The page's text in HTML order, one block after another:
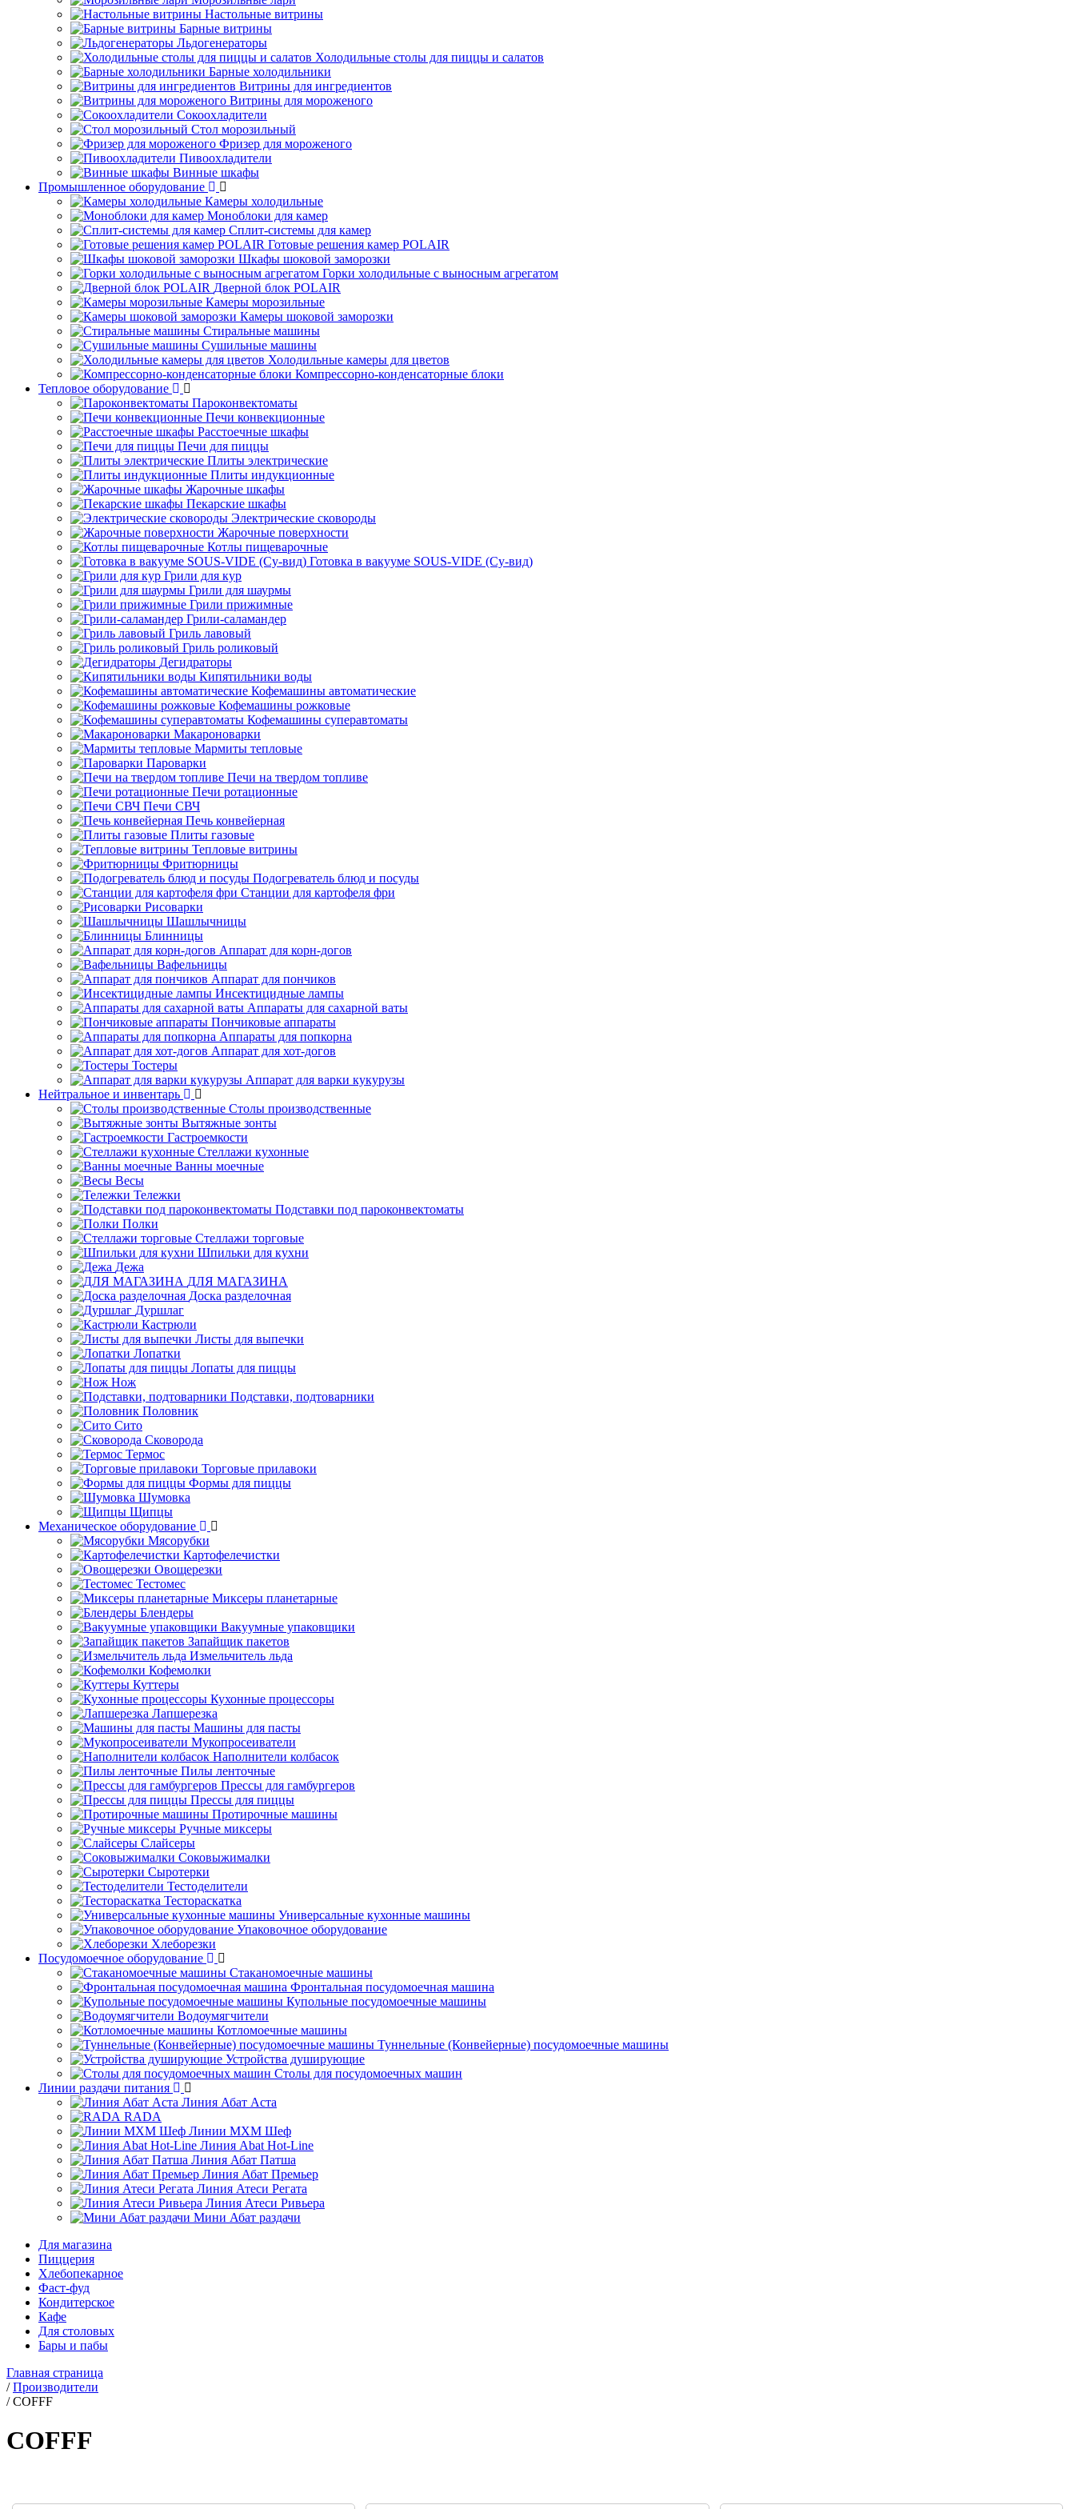
Настольные витрины
Барные витрины
Льдогенераторы
Холодильные столы для пиццы и салатов
Барные холодильники
Витрины для ингредиентов
Витрины для мороженого
Сокоохладители
Стол морозильный
Фризер для мороженого
Пивоохладители
Винные шкафы
Промышленное оборудование
Камеры холодильные
Моноблоки для камер
Сплит-системы для камер
Готовые решения камер POLAIR
Шкафы шоковой заморозки
Горки холодильные с выносным агрегатом
Дверной блок POLAIR
Камеры морозильные
Камеры шоковой заморозки
Стиральные машины
Сушильные машины
Холодильные камеры для цветов
Компрессорно-конденсаторные блоки
Тепловое оборудование
Пароконвектоматы
Печи конвекционные
Расстоечные шкафы
Печи для пиццы
Плиты электрические
Плиты индукционные
Жарочные шкафы
Пекарские шкафы
Электрические сковороды
Жарочные поверхности
Котлы пищеварочные
Готовка в вакууме SOUS-VIDE (Су-вид)
Грили для кур
Грили для шаурмы
Грили прижимные
Грили-саламандер
Гриль лавовый
Гриль роликовый
Дегидраторы
Кипятильники воды
Кофемашины автоматические
Кофемашины рожковые
Кофемашины суперавтоматы
Макароноварки
Мармиты тепловые
Пароварки
Печи на твердом топливе
Печи ротационные
Печи СВЧ
Печь конвейерная
Плиты газовые
Тепловые витрины
Фритюрницы
Подогреватель блюд и посуды
Станции для картофеля фри
Рисоварки
Шашлычницы
Блинницы
Аппарат для корн-догов
Вафельницы
Аппарат для пончиков
Инсектицидные лампы
Аппараты для сахарной ваты
Пончиковые аппараты
Аппараты для попкорна
Аппарат для хот-догов
Тостеры
Аппарат для варки кукурузы
Нейтральное и инвентарь
Столы производственные
Вытяжные зонты
Гастроемкости
Стеллажи кухонные
Ванны моечные
Весы
Тележки
Подставки под пароконвектоматы
Полки
Стеллажи торговые
Шпильки для кухни
Дежа
ДЛЯ МАГАЗИНА
Доска разделочная
Дуршлаг
Кастрюли
Листы для выпечки
Лопатки
Лопаты для пиццы
Нож
Подставки, подтоварники
Половник
Сито
Сковорода
Термос
Торговые прилавоки
Формы для пиццы
Шумовка
Щипцы
Механическое оборудование
Мясорубки
Картофелечистки
Овощерезки
Тестомес
Миксеры планетарные
Блендеры
Вакуумные упаковщики
Запайщик пакетов
Измельчитель льда
Кофемолки
Куттеры
Кухонные процессоры
Лапшерезка
Машины для пасты
Мукопросеиватели
Наполнители колбасок
Пилы ленточные
Прессы для гамбургеров
Прессы для пиццы
Протирочные машины
Ручные миксеры
Слайсеры
Соковыжималки
Сыротерки
Тестоделители
Тестораскатка
Универсальные кухонные машины
Упаковочное оборудование
Хлеборезки
Посудомоечное оборудование
Стаканомоечные машины
Фронтальная посудомоечная машина
Купольные посудомоечные машины
Водоумягчители
Котломоечные машины
Туннельные (Конвейерные) посудомоечные машины
Устройства душирующие
Столы для посудомоечных машин
Линии раздачи питания
Линия Абат Аста
RADA
Линии МХМ Шеф
Линия Abat Hot-Line
Линия Абат Патша
Линия Абат Премьер
Линия Атеси Регата
Линия Атеси Ривьера
Мини Абат раздачи
Для магазина
Пиццерия
Хлебопекарное
Фаст-фуд
Кондитерское
Кафе
Для столовых
Бары и пабы
Главная страница
/Производители
/COFFF
COFFF